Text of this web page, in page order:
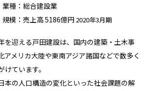
業種：総合建設業
規模：売上高 5186億円 2020年3月期
を迎える戸田建設は、国内の建築・土木事
アメリカ大陸や東南アジア諸国などで数多く
ています。
本の人口構造の変化といった社会課題の解